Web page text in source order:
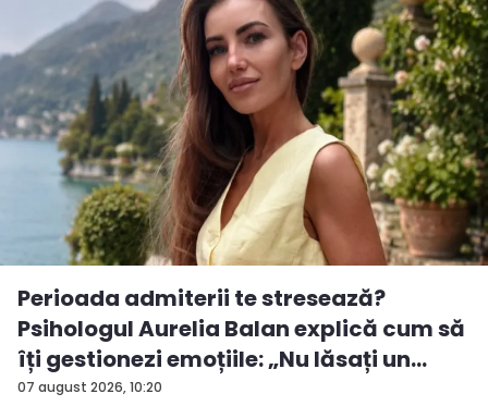
07 august 2026, 10:20
Perioada admiterii te stresează?
Psihologul Aurelia Balan explică cum să
îți gestionezi emoțiile: „Nu lăsați un
rezu...